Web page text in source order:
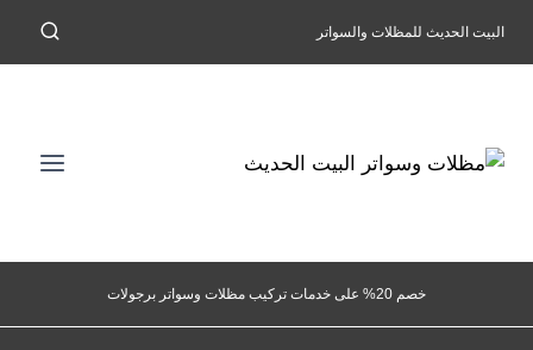
البيت الحديث للمظلات والسواتر
خصم 20% على خدمات تركيب مظلات وسواتر برجولات